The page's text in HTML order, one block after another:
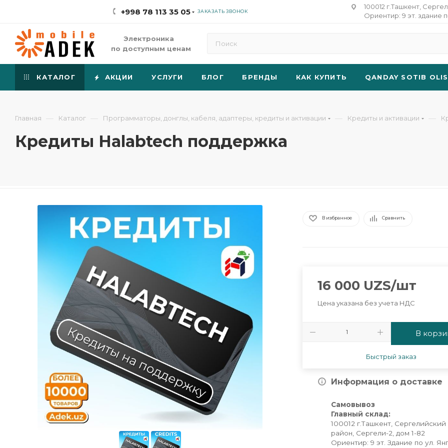
+998 78 113 35 05 ЗАКАЗАТЬ ЗВОНОК
100012 г.Ташкент,
Ориентир: 9 эт. здание
Электроника
по доступным ценам
КАТАЛОГ АКЦИИ УСЛУГИ БЛОГ БРЕНДЫ КАК КУПИТЬ QANDAY SOTIB
Главная — Каталог — Программаторы, донглы, кабеля, адаптеры, кредиты и активации — Кредиты и активации —
Кредиты Halabtech поддержка
В избранное Сравнить
16 000 UZS/шт
Цена указана без учета НДС
В
Быстрый заказ
Информация о доставке
Самовывоз
Главный склад:
100012 г.Ташкент, Сергелийский
район, Сергели-2, дом 1-82
Ориентир: 9 эт. Здание по ул.